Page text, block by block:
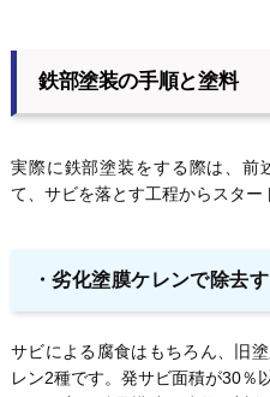
鉄部塗装の手順と塗料
実際に鉄部塗装をする際は、前
て、サビを落とす工程からスター
・劣化塗膜ケレンで除去す
サビによる腐食はもちろん、旧
レン2種です。発サビ面積が30％